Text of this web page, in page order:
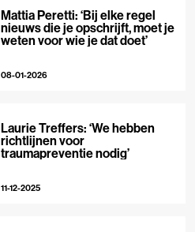
Mattia Peretti: ‘Bij elke regel
nieuws die je opschrijft, moet je
weten voor wie je dat doet’
08-01-2026
Laurie Treffers: ‘We hebben
richtlijnen voor
traumapreventie nodig’
11-12-2025